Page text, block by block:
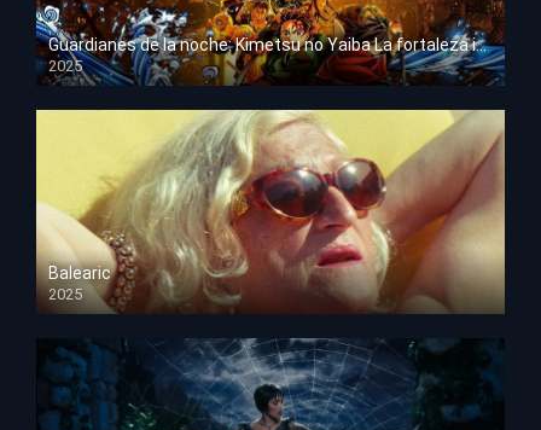
Guardianes de la noche: Kimetsu no Yaiba La fortaleza infinita
2025
HD 1080p
Balearic
2025
HD 1080p